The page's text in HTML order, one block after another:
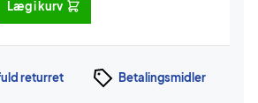
Læg i kurv
returret Betalingsmidler